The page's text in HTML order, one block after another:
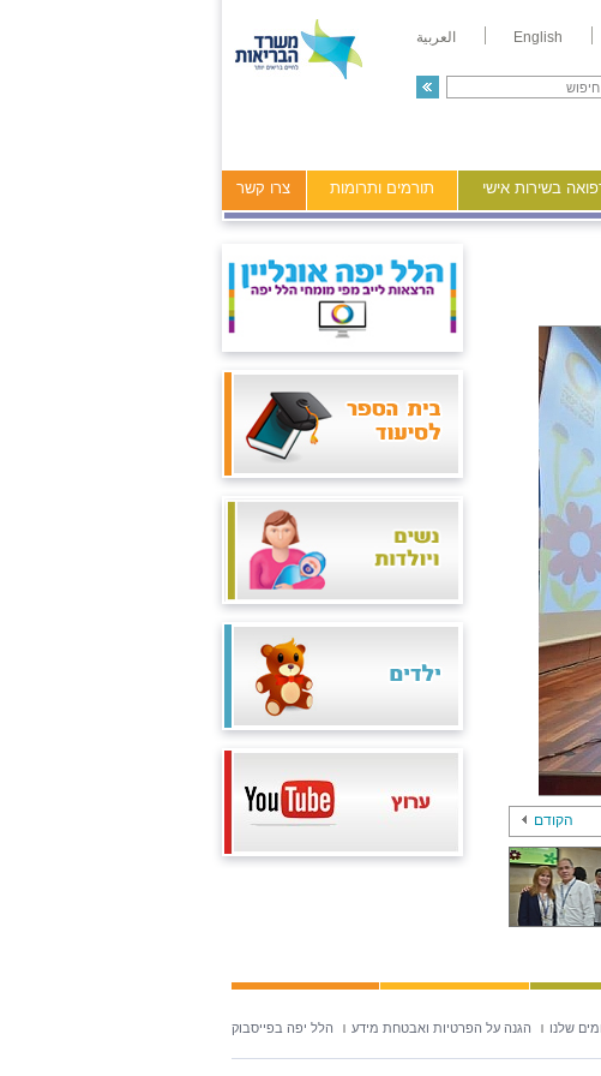
English العربية
בשירות אישי תורמים ותרומות צרו קשר
הקודם
שלנו הגנה על הפרטיות ואבטחת מידע הלל יפה בפייסבוק